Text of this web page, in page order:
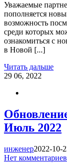
Уважаемые
пополняется
возможность
среди которых
ознакомиться с
в Новой [...]
Читать дальше
29 06, 2022
Июль 2022
инженер2022-10-
Нет комментариев